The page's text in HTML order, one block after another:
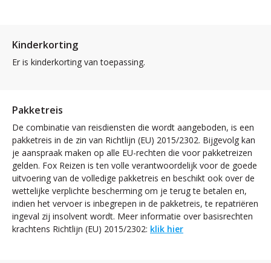
Kinderkorting
Er is kinderkorting van toepassing.
Pakketreis
De combinatie van reisdiensten die wordt aangeboden, is een
pakketreis in de zin van Richtlijn (EU) 2015/2302. Bijgevolg kan
je aanspraak maken op alle EU-rechten die voor pakketreizen
gelden. Fox Reizen is ten volle verantwoordelijk voor de goede
uitvoering van de volledige pakketreis en beschikt ook over de
wettelijke verplichte bescherming om je terug te betalen en,
indien het vervoer is inbegrepen in de pakketreis, te repatriëren
ingeval zij insolvent wordt. Meer informatie over basisrechten
krachtens Richtlijn (EU) 2015/2302: klik hier